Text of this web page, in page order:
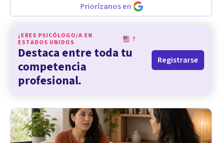
Priorízanos en
¿ERES PSICÓLOGO/A EN
ESTADOS UNIDOS
?
Destaca entre toda tu
competencia
profesional.
Registrarse